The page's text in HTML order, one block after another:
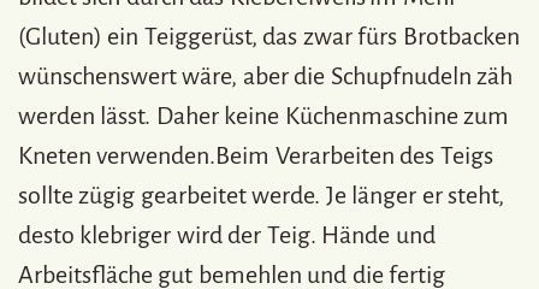
(Gluten) ein Teiggerüst, das zwar fürs Brotbacken
wünschenswert wäre, aber die Schupfnudeln zäh
werden lässt. Daher keine Küchenmaschine zum
Kneten verwenden.Beim Verarbeiten des Teigs
sollte zügig gearbeitet werde. Je länger er steht,
desto klebriger wird der Teig. Hände und
Arbeitsfläche gut bemehlen und die fertig